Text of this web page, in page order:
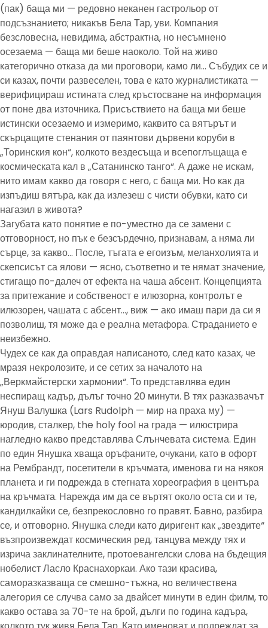
(пак) баща ми — редовно неканен гастрольор от
подсъзнанието; никакъв Бела Тар, уви. Компания
безсловесна, невидима, абстрактна, но несъмнено
осезаема — баща ми беше наоколо. Той на живо
категорично отказа да ми проговори, камо ли… Събудих се и
си казах, почти развеселен, това е като журналистиката —
верифицираш истината след кръстосване на информация
от поне два източника. Присъствието на баща ми беше
истински осезаемо и измеримо, каквито са вятърът и
скърцащите стенания от паянтови дървени коруби в
„Торинския кон“, колкото вездесъща и всепоглъщаща е
космическата кал в „Сатанинско танго“. А даже не искам,
нито имам какво да говоря с него, с баща ми. Но как да
изпъдиш вятъра, как да излезеш с чисти обувки, като си
нагазил в живота?
Загубата като понятие е по-уместно да се замени с
отговорност, но пък е безсърдечно, признавам, а няма ли
сърце, за какво… После, тъгата е егоизъм, меланхолията и
скепсисът са ялови — ясно, съответно и те нямат значение,
стигащо по-далеч от ефекта на чаша абсент. Концепцията
за притежание и собственост е илюзорна, контролът е
илюзорен, чашата с абсент…, виж — ако имаш пари да си я
позволиш, тя може да е реална метафора. Страданието е
неизбежно.
Чудех се как да оправдая написаното, след като казах, че
мразя некролозите, и се сетих за началото на
„Веркмайстерски хармонии“. То представлява един
неспиращ кадър, дълъг точно 20 минути. В тях разказвачът
Януш Валушка (Lars Rudolph — мир на праха му) —
юродив, сталкер, the holy fool на града — илюстрира
нагледно какво представлява Слънчевата система. Един
по един Янушка хваща оръфаните, очукани, като в офорт
на Рембрандт, посетители в кръчмата, именова ги на някоя
планета и ги подрежда в стегната хореография в центъра
на кръчмата. Нарежда им да се въртят около оста си и те,
кандилкайки се, безпрекословно го правят. Бавно, разбира
се, и отговорно. Янушка следи като диригент как „звездите“
възпроизвеждат космическия ред, танцува между тях и
изрича заклинателните, протоевангелски слова на бъдещия
нобелист Ласло Краснахоркаи. Ако тази красива,
саморазказваща се смешно-тъжна, но величествена
алегория се случва само за двайсет минути в един филм, то
какво остава за 70-те на брой, дълги по година кадъра,